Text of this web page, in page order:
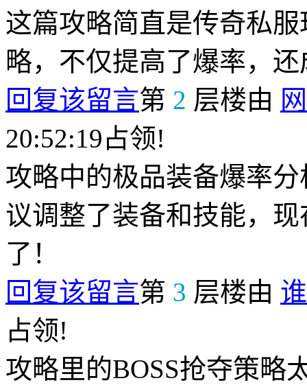
这篇攻略简直是传奇私
略，不仅提高了爆率，
回复该留言第 2 层楼由
20:52:19占领!
攻略中的极品装备爆率
议调整了装备和技能，
了！
回复该留言第 3 层楼由
占领!
攻略里的BOSS抢夺策略